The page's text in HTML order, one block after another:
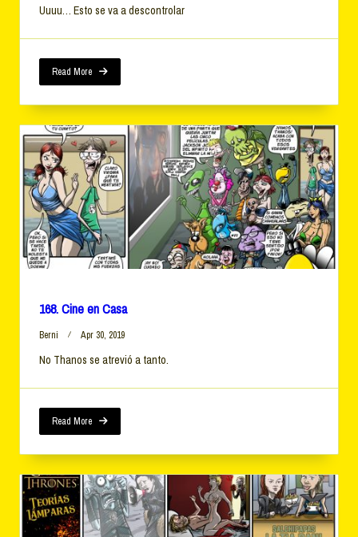
Uuuu… Esto se va a descontrolar
Read More
168. Cine en Casa
Berni Apr 30, 2019
No Thanos se atrevió a tanto.
Read More